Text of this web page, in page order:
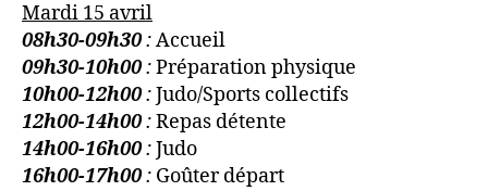
Mardi 15 avril
08h30-09h30:Accueil
09h30-10h00:Préparation physique
10h00-12h00:Judo/Sports collectifs
12h00-14h00:Repas détente
14h00-16h00:Judo
16h00-17h00: Goûter départ